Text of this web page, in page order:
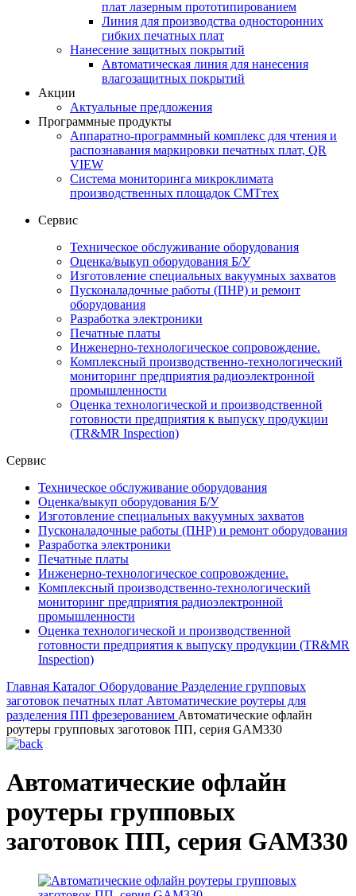
плат лазерным прототипированием
Линия для производства односторонних
гибких печатных плат
Нанесение защитных покрытий
Автоматическая линия для нанесения
влагозащитных покрытий
Акции
Актуальные предложения
Программные продукты
Аппаратно-программный комплекс для чтения и
распознавания маркировки печатных плат, QR
VIEW
Система мониторинга микроклимата
производственных площадок СМТтех
Сервис
Техническое обслуживание оборудования
Оценка/выкуп оборудования Б/У
Изготовление специальных вакуумных захватов
Пусконаладочные работы (ПНР) и ремонт
оборудования
Разработка электроники
Печатные платы
Инженерно-технологическое сопровождение.
Комплексный производственно-технологический
мониторинг предприятия радиоэлектронной
промышленности
Оценка технологической и производственной
готовности предприятия к выпуску продукции
(TR&MR Inspection)
Сервис
Техническое обслуживание оборудования
Оценка/выкуп оборудования Б/У
Изготовление специальных вакуумных захватов
Пусконаладочные работы (ПНР) и ремонт оборудования
Разработка электроники
Печатные платы
Инженерно-технологическое сопровождение.
Комплексный производственно-технологический
мониторинг предприятия радиоэлектронной
промышленности
Оценка технологической и производственной
готовности предприятия к выпуску продукции (TR&MR
Inspection)
Главная Каталог Оборудование Разделение групповых
заготовок печатных плат Автоматические роутеры для
разделения ПП фрезерованием Автоматические офлайн
роутеры групповых заготовок ПП, серия GAM330
Автоматические офлайн
роутеры групповых
заготовок ПП, серия GAM330